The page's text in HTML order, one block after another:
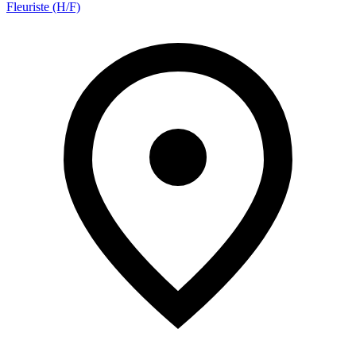
Fleuriste (H/F)